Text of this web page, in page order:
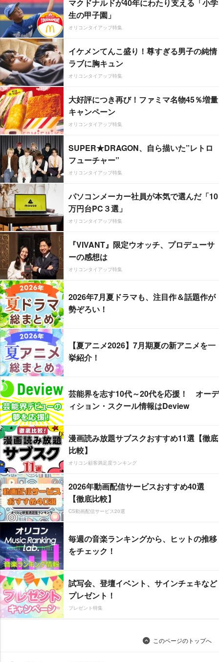
マクドナルドが40年にわたり支える「小学
生の甲子園」
オリコンタイアップ特集
イケメンてんこ盛り！尊すぎる男子の純情
ラブに胸キュン
オリコンタイアップ特集
大好評につき再び！ファミマ名物45％増量
キャンペーン
オリコンタイアップ特集
SUPER★DRAGON、自ら描いた”レトロ
フューチャー”
オリコンタイアップ特集
パソコンメーカー社員が本気で選んだ「10
万円台PC３選」
オリコンタイアップ特集
『VIVANT』限定ウオッチ、プロデューサ
ーの感想は
オリコンタイアップ特集
2026年7月夏ドラマも、注目作＆話題作が
勢ぞろい！
【夏アニメ2026】7月期夏の新アニメを一
挙紹介！
芸能界を志す10代～20代を応援！ オーデ
ィション・スクール情報はDeview
漫画読み放題サブスクおすすめ11選【徹底
比較】
オリコン顧客満足度ランキング
2026年動画配信サービスおすすめ40選
【徹底比較】
CS動画配信サービス20選
毎週の音楽ランキングから、ヒットの推移
をチェック！
試写会、登壇イベント、サインチェキなど
プレゼント！
プレゼント特集
このページのトップへ